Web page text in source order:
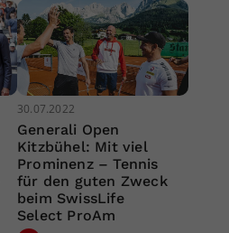
30.07.2022
Generali Open
Kitzbühel: Mit viel
Prominenz – Tennis
für den guten Zweck
beim SwissLife
Select ProAm